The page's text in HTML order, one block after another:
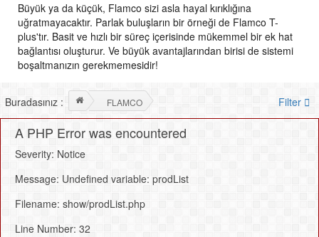
Büyük ya da küçük, Flamco sizi asla hayal kırıklığına
uğratmayacaktır. Parlak buluşların bir örneği de Flamco T-
plus'tır. Basit ve hızlı bir süreç içerisinde mükemmel bir ek hat
bağlantısı oluşturur. Ve büyük avantajlarından birisi de sistemi
boşaltmanızın gerekmemesidir!
Buradasınız : FLAMCO Filter
A PHP Error was encountered
Severity: Notice
Message: Undefined variable: prodList
Filename: show/prodList.php
Line Number: 32